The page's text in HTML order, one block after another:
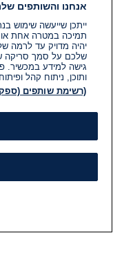
אנחנו והשותפים
ייתכן שייעשה שימוש
תמיכה במטרה אחת
יהיה מדויק עד לרמה
שלכם על סמך סריקה של
גישה למידע במכשיר.
ותוכן, ניתוח קהל
(רשימת שותפים